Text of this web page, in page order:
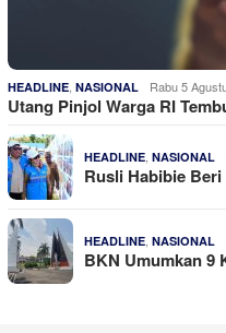
HEADLINE NASIONAL Rabu 5
Utang Pinjol Warga RI
HEADLINE NASIONAL
Rusli Habibie
HEADLINE NASIONAL
BKN Umumkan 9